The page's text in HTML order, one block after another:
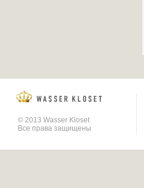
© 2013 Wasser Kloset
Все права защищены